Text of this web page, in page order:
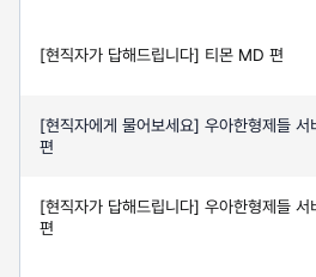
[현직자가 답해드립니다] 티몬 MD 편
[현직자에게 물어보세요] 우아한형제들 서
편
[현직자가 답해드립니다] 우아한형제들 서
편